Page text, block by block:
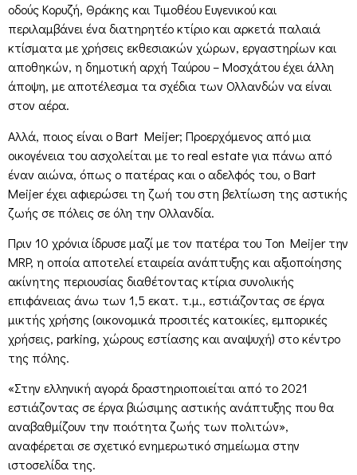
οδούς Κορυζή, Θράκης και Τιμοθέου Ευγενικού και
περιλαμβάνει ένα διατηρητέο κτίριο και αρκετά παλαιά
κτίσματα με χρήσεις εκθεσιακών χώρων, εργαστηρίων και
αποθηκών, η δημοτική αρχή Ταύρου – Μοσχάτου έχει άλλη
άποψη, με αποτέλεσμα τα σχέδια των Ολλανδών να είναι
στον αέρα.
Αλλά, ποιος είναι ο Bart Meijer; Προερχόμενος από μια
οικογένεια του ασχολείται με το real estate για πάνω από
έναν αιώνα, όπως ο πατέρας και ο αδελφός του, ο Bart
Meijer έχει αφιερώσει τη ζωή του στη βελτίωση της αστικής
ζωής σε πόλεις σε όλη την Ολλανδία.
Πριν 10 χρόνια ίδρυσε μαζί με τον πατέρα του Ton Meijer την
MRP, η οποία αποτελεί εταιρεία ανάπτυξης και αξιοποίησης
ακίνητης περιουσίας διαθέτοντας κτίρια συνολικής
επιφάνειας άνω των 1,5 εκατ. τ.μ., εστιάζοντας σε έργα
μικτής χρήσης (οικονομικά προσιτές κατοικίες, εμπορικές
χρήσεις, parking, χώρους εστίασης και αναψυχή) στο κέντρο
της πόλης.
«Στην ελληνική αγορά δραστηριοποιείται από το 2021
εστιάζοντας σε έργα βιώσιμης αστικής ανάπτυξης που θα
αναβαθμίζουν την ποιότητα ζωής των πολιτών»,
αναφέρεται σε σχετικό ενημερωτικό σημείωμα στην
ιστοσελίδα της.